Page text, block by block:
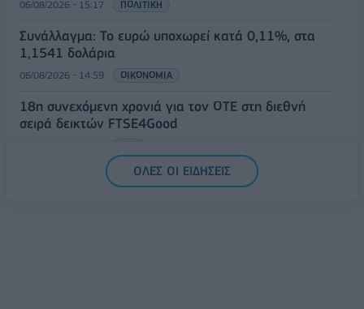
06/08/2026 - 15:17 ΠΟΛΙΤΙΚΗ
Συνάλλαγμα: Το ευρώ υποχωρεί κατά 0,11%, στα
1,1541 δολάρια
06/08/2026 - 14:59 ΟΙΚΟΝΟΜΙΑ
18η συνεχόμενη χρονιά για τον ΟΤΕ στη διεθνή
σειρά δεικτών FTSE4Good
ΟΛΕΣ ΟΙ ΕΙΔΗΣΕΙΣ